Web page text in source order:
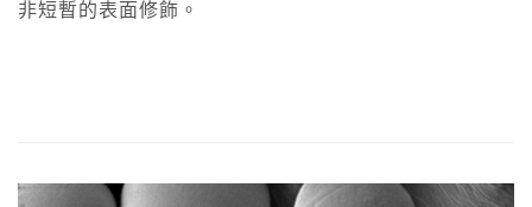
非短暫的表面修飾。